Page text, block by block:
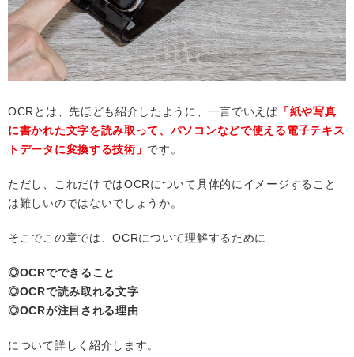
OCRとは、先ほども紹介したように、一言でいえば 「紙や写真
に書かれた文字を読み取って、パソコンなどで使える電子テキス
トデータに変換する技術」 です。
ただし、これだけではOCRについて具体的にイメージすること
は難しいのではないでしょうか。
そこでこの章では、OCRについて理解するために
◎OCRでできること
◎OCRで読み取れる文字
◎OCRが注目される理由
について詳しく紹介します。